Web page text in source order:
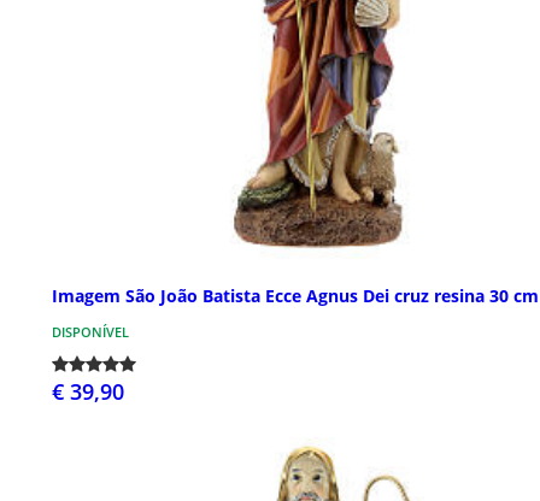
Imagem São João Batista Ecce Agnus Dei cruz resina 30 cm
DISPONÍVEL
€ 39,90